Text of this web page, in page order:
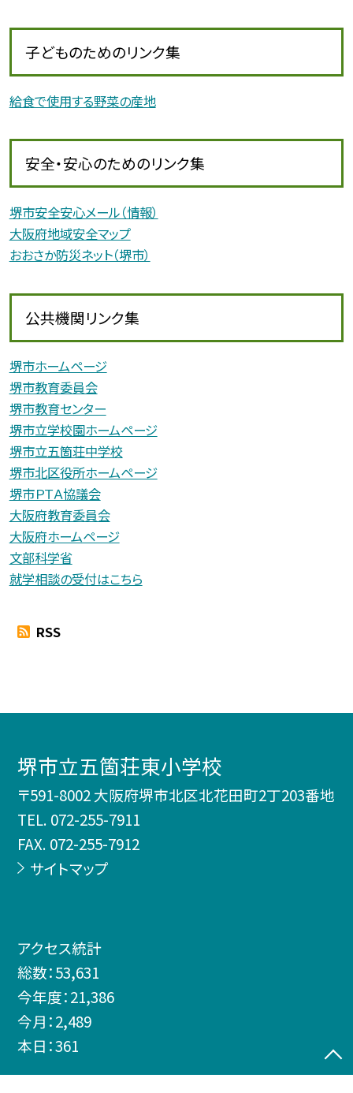
子どものためのリンク集
給食で使用する野菜の産地
安全・安心のためのリンク集
堺市安全安心メール（情報）
大阪府地域安全マップ
おおさか防災ネット（堺市）
公共機関リンク集
堺市ホームページ
堺市教育委員会
堺市教育センター
堺市立学校園ホームページ
堺市立五箇荘中学校
堺市北区役所ホームページ
堺市ＰＴＡ協議会
大阪府教育委員会
大阪府ホームページ
文部科学省
就学相談の受付はこちら
RSS
堺市立五箇荘東小学校
〒591-8002 大阪府堺市北区北花田町2丁203番地
TEL. 072-255-7911
FAX. 072-255-7912
サイトマップ
アクセス統計
総数：53,631
今年度：21,386
今月：2,489
本日：361